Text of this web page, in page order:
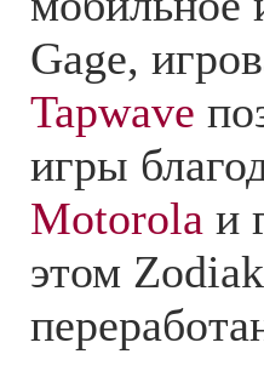
Gage,
Tapwave
игры
Motorola и
этом